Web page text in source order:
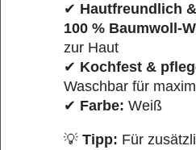
✔ Hautfreundlich
100 % Baumwoll-
zur Haut
✔ Kochfest &
Waschbar für
✔ Farbe: Weiß
💡 Tipp: Für